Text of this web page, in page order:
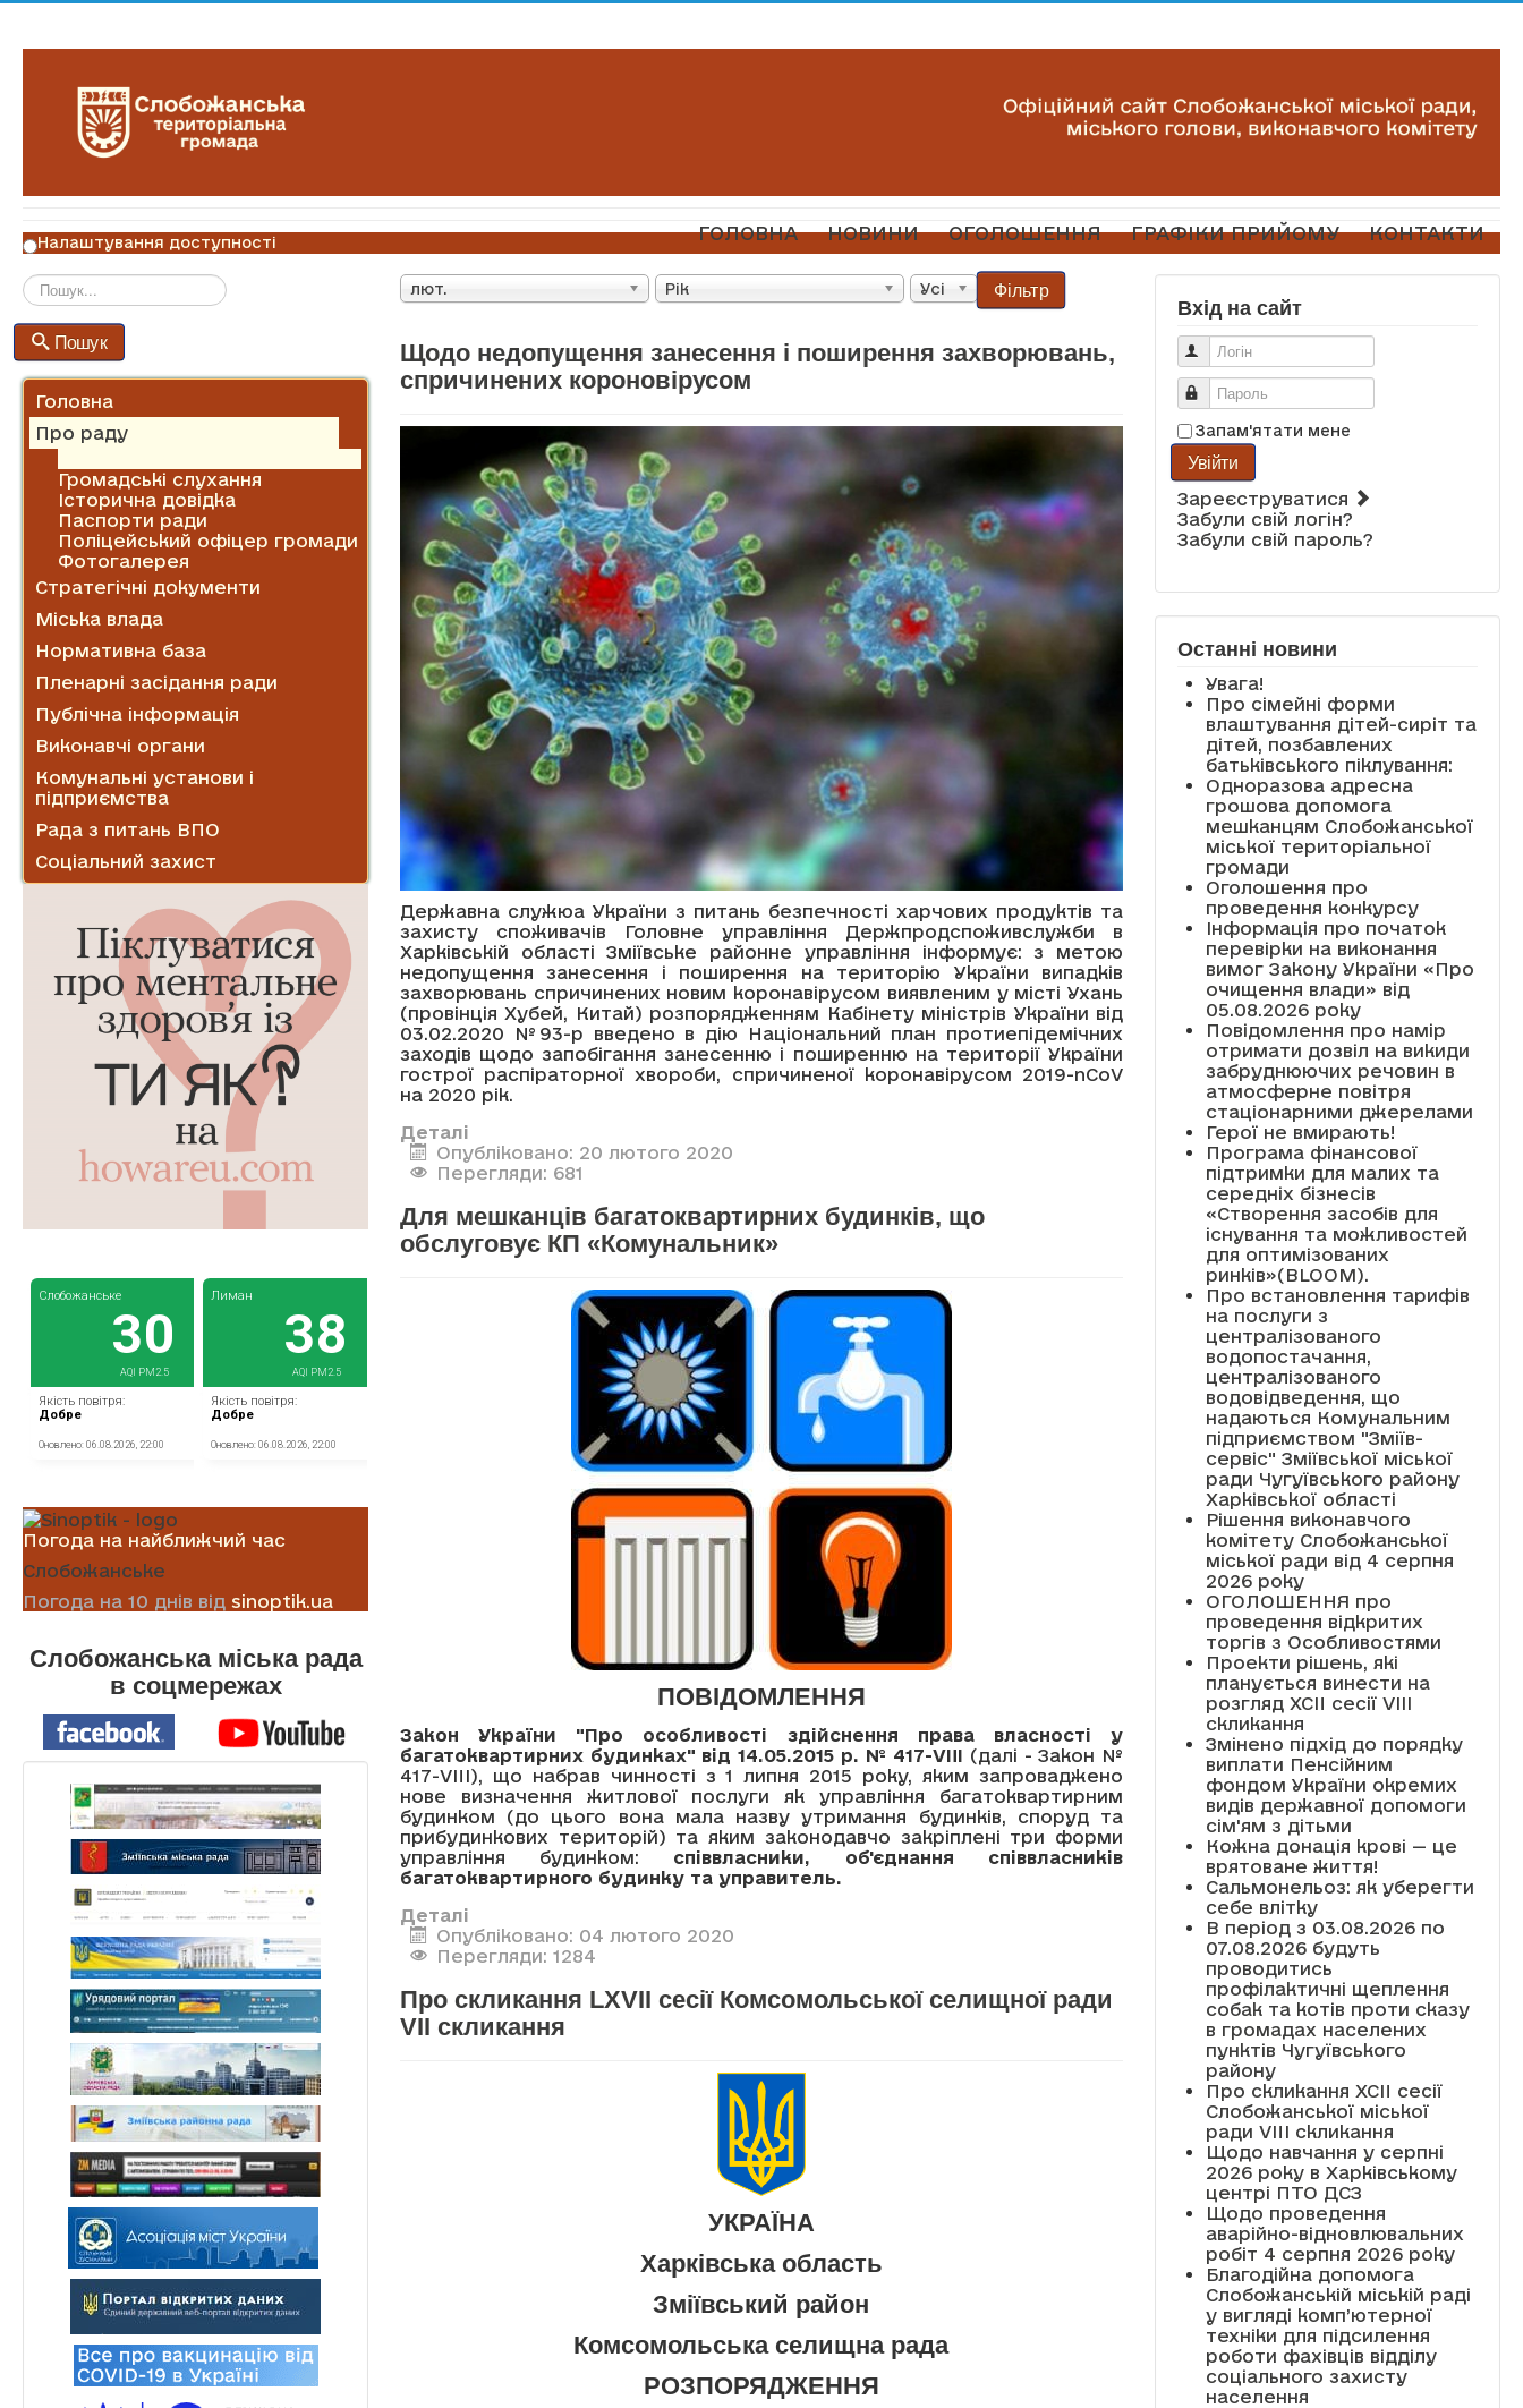
ГОЛОВНА НОВИНИ ОГОЛОШЕННЯ ГРАФІКИ ПРИЙОМУ КОНТАКТИ
Налаштування доступності
Пошук
Головна
Про раду
Громадські слухання
Історична довідка
Паспорти ради
Поліцейський офіцер громади
Фотогалерея
Стратегічні документи
Міська влада
Нормативна база
Пленарні засідання ради
Публічна інформація
Виконавчі органи
Комунальні установи і
підприємства
Рада з питань ВПО
Соціальний захист
Погода на найближчий час
Слобожанське
Погода на 10 днів від sinoptik.ua
Слобожанська міська рада
в соцмережах
лют. Рік Усі Фільтр
Щодо недопущення занесення і поширення захворювань,
спричинених короновірусом
Державна служюа України з питань безпечності харчових продуктів та
захисту споживачів Головне управління Держпродспоживслужби в
Харківській області Зміївське районне управління інформує: з метою
недопущення занесення і поширення на територію України випадків
захворювань спричинених новим коронавірусом виявленим у місті Ухань
(провінція Хубей, Китай) розпорядженням Кабінету міністрів України від
03.02.2020 №93-р введено в дію Національний план протиепідемічних
заходів щодо запобігання занесенню і поширенню на території України
гострої распіраторної хвороби, спричиненої коронавірусом 2019-nCoV
на 2020 рік.
Деталі
Опубліковано: 20 лютого 2020
Перегляди: 681
Для мешканців багатоквартирних будинків, що
обслуговує КП «Комунальник»
ПОВІДОМЛЕННЯ
Закон України "Про особливості здійснення права власності у
багатоквартирних будинках" від 14.05.2015 р. № 417-VIII (далі - Закон №
417-VIII), що набрав чинності з 1 липня 2015 року, яким запроваджено
нове визначення житлової послуги як управління багатоквартирним
будинком (до цього вона мала назву утримання будинків, споруд та
прибудинкових територій) та яким законодавчо закріплені три форми
управління будинком: співвласники, об'єднання співвласників
багатоквартирного будинку та управитель.
Деталі
Опубліковано: 04 лютого 2020
Перегляди: 1284
Про скликання LXVII сесії Комсомольської селищної ради
VII скликання
УКРАЇНА
Харківська область
Зміївський район
Комсомольська селищна рада
РОЗПОРЯДЖЕННЯ
Вхід на сайт
Логін
Пароль
Запам'ятати мене
Увійти
Зареєструватися
Забули свій логін?
Забули свій пароль?
Останні новини
Увага!
Про сімейні форми
влаштування дітей-сиріт та
дітей, позбавлених
батьківського піклування:
Одноразова адресна
грошова допомога
мешканцям Слобожанської
міської територіальної
громади
Оголошення про
проведення конкурсу
Інформація про початок
перевірки на виконання
вимог Закону України «Про
очищення влади» від
05.08.2026 року
Повідомлення про намір
отримати дозвіл на викиди
забруднюючих речовин в
атмосферне повітря
стаціонарними джерелами
Герої не вмирають!
Програма фінансової
підтримки для малих та
середніх бізнесів
«Створення засобів для
існування та можливостей
для оптимізованих
ринків»(BLOOM).
Про встановлення тарифів
на послуги з
централізованого
водопостачання,
централізованого
водовідведення, що
надаються Комунальним
підприємством "Зміїв-
сервіс" Зміївської міської
ради Чугуївського району
Харківської області
Рішення виконавчого
комітету Слобожанської
міської ради від 4 серпня
2026 року
ОГОЛОШЕННЯ про
проведення відкритих
торгів з Особливостями
Проекти рішень, які
планується винести на
розгляд XCII сесії VІІІ
скликання
Змінено підхід до порядку
виплати Пенсійним
фондом України окремих
видів державної допомоги
сім'ям з дітьми
Кожна донація крові — це
врятоване життя!
Сальмонельоз: як уберегти
себе влітку
В період з 03.08.2026 по
07.08.2026 будуть
проводитись
профілактичні щеплення
собак та котів проти сказу
в громадах населених
пунктів Чугуївського
району
Про скликання XCII сесії
Слобожанської міської
ради VIII скликання
Щодо навчання у серпні
2026 року в Харківському
центрі ПТО ДСЗ
Щодо проведення
аварійно-відновлювальних
робіт 4 серпня 2026 року
Благодійна допомога
Слобожанській міській раді
у вигляді комп’ютерної
техніки для підсилення
роботи фахівців відділу
соціального захисту
населення